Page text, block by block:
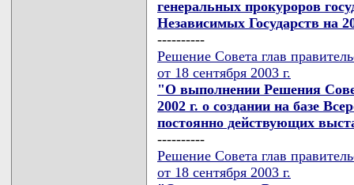
генеральных прокуроров
Независимых Государств на
----------
Решение Совета глав
от 18 сентября 2003 г.
"О выполнении Решения
2002 г. о создании на базе
постоянно действующих
----------
Решение Совета глав
от 18 сентября 2003 г.